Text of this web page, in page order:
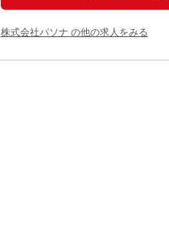
株式会社パソナ の他の求人をみる